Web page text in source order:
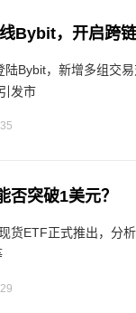
Bybit，开启跨
陆Bybit，新增多组交
发市
否突破1美元？
货ETF正式推出，分